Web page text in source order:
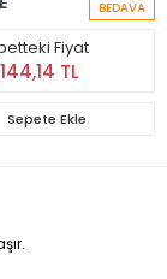
BEDAVA
Fiyat
TL
Sepete Ekle